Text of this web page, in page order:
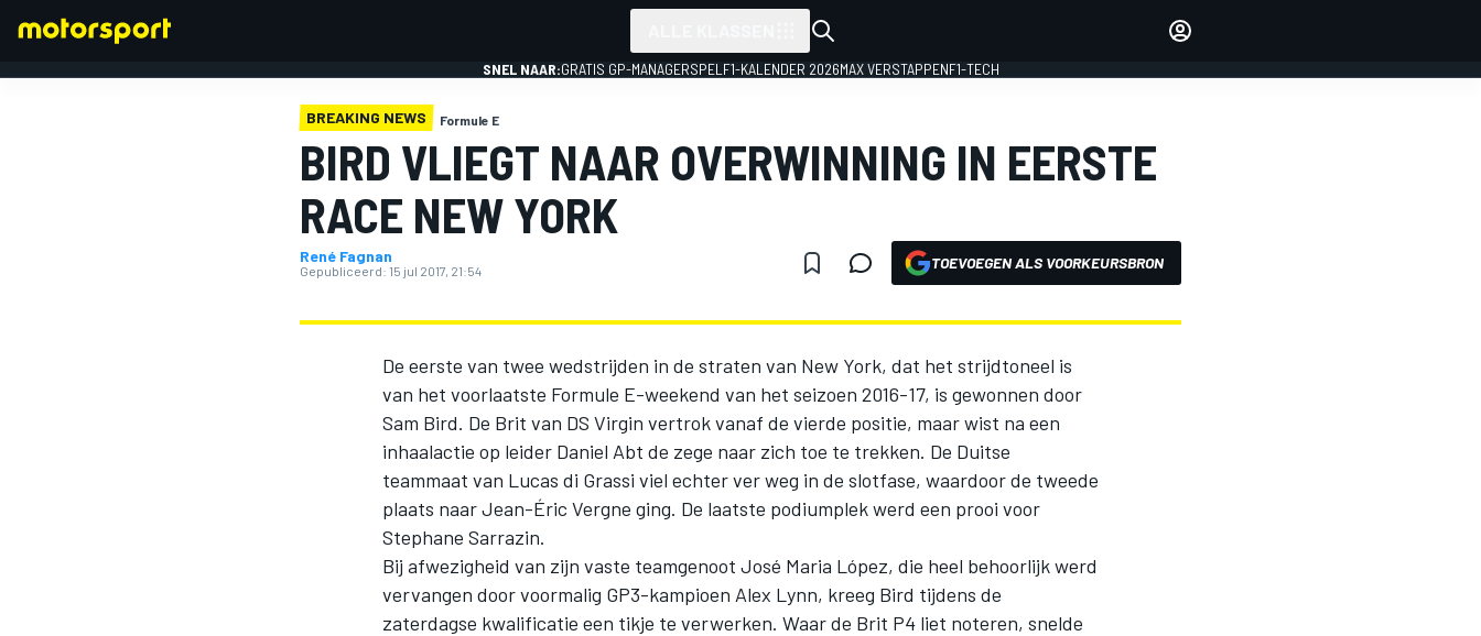
SNEL NAAR:GRATIS GP-MANAGERSPEL F1-KALENDER 2026MAX VERSTAPPENF1-TECH
BREAKING NEWS Formule E
BIRD VLIEGT NAAR OVERWINNING IN EERSTE
RACE NEW YORK
René Fagnan
Gepubliceerd: 15 jul 2017, 21:54 TOEVOEGEN ALS VOORKEURSBRON
De eerste van twee wedstrijden in de straten van New York, dat het strijdtoneel is
van het voorlaatste Formule E-weekend van het seizoen 2016-17, is gewonnen door
Sam Bird. De Brit van DS Virgin vertrok vanaf de vierde positie, maar wist na een
inhaalactie op leider Daniel Abt de zege naar zich toe te trekken. De Duitse
teammaat van Lucas di Grassi viel echter ver weg in de slotfase, waardoor de tweede
plaats naar Jean-Éric Vergne ging. De laatste podiumplek werd een prooi voor
Stephane Sarrazin.
Bij afwezigheid van zijn vaste teamgenoot José Maria López, die heel behoorlijk werd
vervangen door voormalig GP3-kampioen Alex Lynn, kreeg Bird tijdens de
zaterdagse kwalificatie een tikje te verwerken. Waar de Brit P4 liet noteren, snelde